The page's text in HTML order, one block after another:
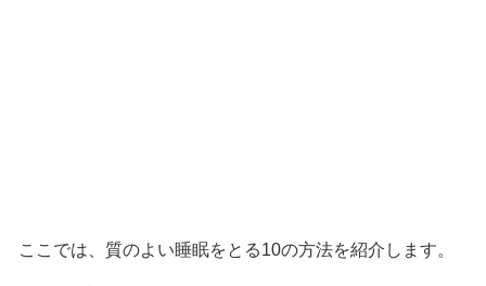
ここでは、質のよい睡眠をとる10の方法を紹介します。